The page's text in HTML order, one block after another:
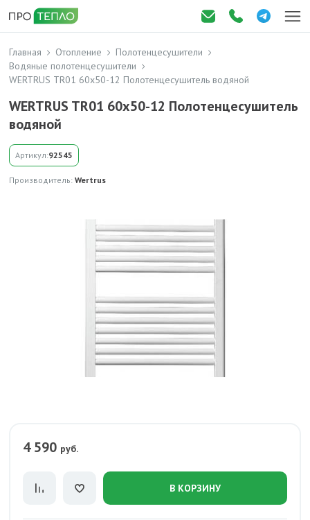
Главная Отопление
Полотенцесушители
Водяные полотенцесушители
WERTRUS TR01 60х50-12 Полотенцесушитель водяной
WERTRUS TR01 60х50-12 Полотенцесушитель
водяной
Артикул:92545
Производитель: Wertrus
4 590 руб.
В КОРЗИНУ